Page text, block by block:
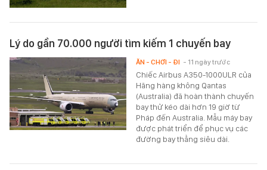
Lý do gần 70.000 người tìm kiếm 1 chuyến bay
Chiếc Airbus A350-1000ULR của
Hãng hàng không Qantas
(Australia) đã hoàn thành chuyến
bay thử kéo dài hơn 19 giờ từ
Pháp đến Australia. Mẫu máy bay
được phát triển để phục vụ các
đường bay thẳng siêu dài.
ĂN - CHƠI - ĐI - 11 ngày trước